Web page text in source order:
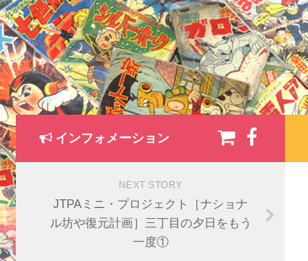
インフォメーション
NEXT STORY
JTPAミニ・プロジェクト［ナショナ
ル坊や復元計画］三丁目の夕日をもう
一度①